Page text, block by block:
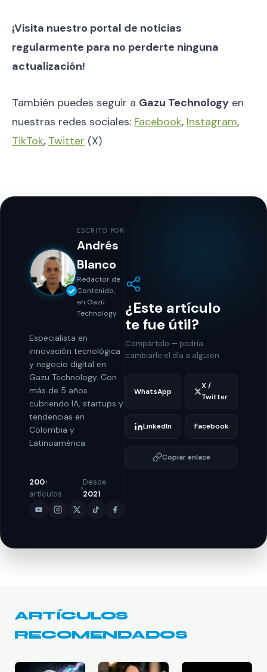
¡Visita nuestro portal de noticias
regularmente para no perderte ninguna
actualización!
También puedes seguir a Gazu Technology en
nuestras redes sociales: Facebook, Instagram,
TikTok, Twitter (X)
ESCRITO POR
Andrés
Blanco
Redactor de
Contenido,
en Gazú
Technology
Especialista en
innovación tecnológica
y negocio digital en
Gazu Technology. Con
más de 5 años
cubriendo IA, startups y
tendencias en
Colombia y
Latinoamérica.
200+
artículos
Desde
2021
¿Este artículo
te fue útil?
Compártelo — podría
cambiarle el día a alguien
WhatsApp
X /
Twitter
LinkedIn Facebook
Copiar enlace
ARTÍCULOS
RECOMENDADOS